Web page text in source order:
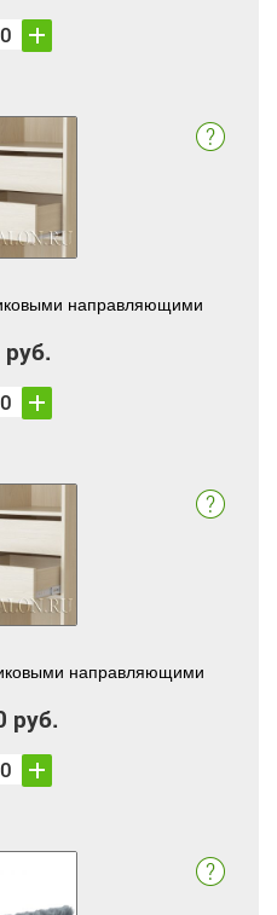
направляющими
направляющими
руб.